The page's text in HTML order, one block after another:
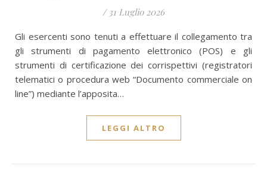
/ 31 Luglio 2026
Gli esercenti sono tenuti a effettuare il collegamento tra
gli strumenti di pagamento elettronico (POS) e gli
strumenti di certificazione dei corrispettivi (registratori
telematici o procedura web “Documento commerciale on
line”) mediante l’apposita…
LEGGI ALTRO